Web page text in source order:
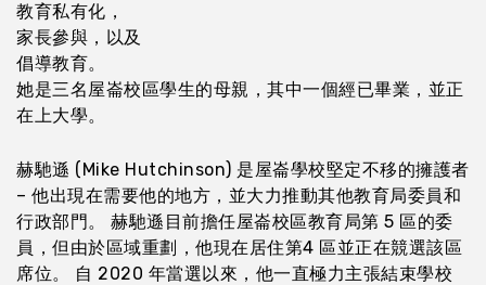
教育私有化，
家長參與，以及
倡導教育。
她是三名屋崙校區學生的母親，其中一個經已畢業，並正
在上大學。
赫馳遜 (Mike Hutchinson) 是屋崙學校堅定不移的擁護者
– 他出現在需要他的地方，並大力推動其他教育局委員和
行政部門。 赫馳遜目前擔任屋崙校區教育局第 5 區的委
員，但由於區域重劃，他現在居住第4 區並正在競選該區
席位。 自 2020 年當選以來，他一直極力主張結束學校